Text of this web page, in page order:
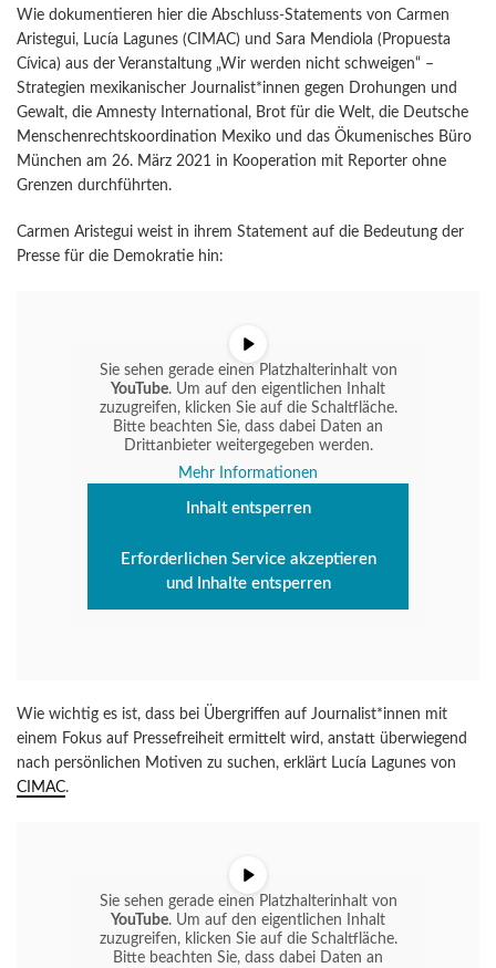
Wie dokumentieren hier die Abschluss-Statements von Carmen
Aristegui, Lucía Lagunes (CIMAC) und Sara Mendiola (Propuesta
Cívica) aus der Veranstaltung „Wir werden nicht schweigen“ –
Strategien mexikanischer Journalist*innen gegen Drohungen und
Gewalt, die Amnesty International, Brot für die Welt, die Deutsche
Menschenrechtskoordination Mexiko und das Ökumenisches Büro
München am 26. März 2021 in Kooperation mit Reporter ohne
Grenzen durchführten.
Carmen Aristegui weist in ihrem Statement auf die Bedeutung der
Presse für die Demokratie hin:
Sie sehen gerade einen Platzhalterinhalt von
YouTube. Um auf den eigentlichen Inhalt
zuzugreifen, klicken Sie auf die Schaltfläche.
Bitte beachten Sie, dass dabei Daten an
Drittanbieter weitergegeben werden.
Mehr Informationen
Inhalt entsperren
Erforderlichen Service akzeptieren
und Inhalte entsperren
Wie wichtig es ist, dass bei Übergriffen auf Journalist*innen mit
einem Fokus auf Pressefreiheit ermittelt wird, anstatt überwiegend
nach persönlichen Motiven zu suchen, erklärt Lucía Lagunes von
CIMAC.
Sie sehen gerade einen Platzhalterinhalt von
YouTube. Um auf den eigentlichen Inhalt
zuzugreifen, klicken Sie auf die Schaltfläche.
Bitte beachten Sie, dass dabei Daten an